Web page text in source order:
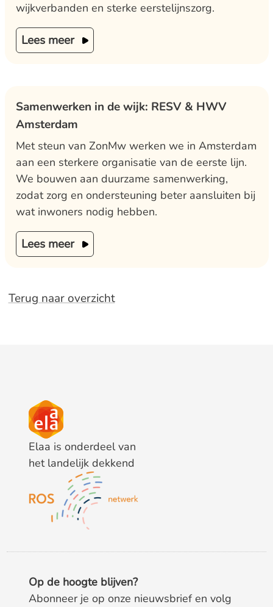
wijkverbanden en sterke eerstelijnszorg.
Lees meer
Samenwerken in de wijk: RESV & HWV
Amsterdam
Met steun van ZonMw werken we in Amsterdam
aan een sterkere organisatie van de eerste lijn.
We bouwen aan duurzame samenwerking,
zodat zorg en ondersteuning beter aansluiten bij
wat inwoners nodig hebben.
Lees meer
Terug naar overzicht
Elaa is onderdeel van
het landelijk dekkend
Op de hoogte blijven?
Abonneer je op onze nieuwsbrief en volg